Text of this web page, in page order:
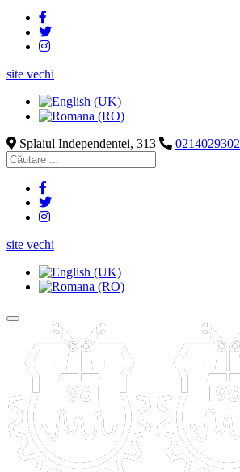
site vechi
Splaiul Independentei, 313 0214029302
site vechi